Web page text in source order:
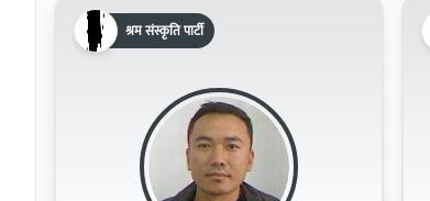
श्रम संस्कृति पार्टी